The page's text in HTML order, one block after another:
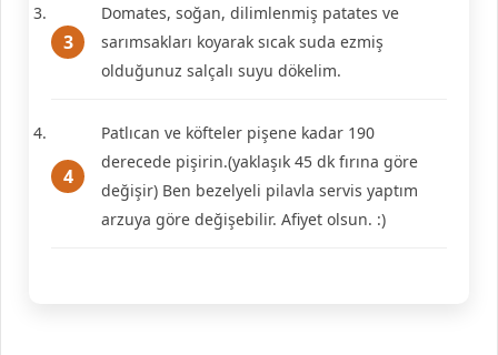
Domates, soğan, dilimlenmiş patates ve
sarımsakları koyarak sıcak suda ezmiş
olduğunuz salçalı suyu dökelim.
Patlıcan ve köfteler pişene kadar 190
derecede pişirin.(yaklaşık 45 dk fırına göre
değişir) Ben bezelyeli pilavla servis yaptım
arzuya göre değişebilir. Afiyet olsun. :)